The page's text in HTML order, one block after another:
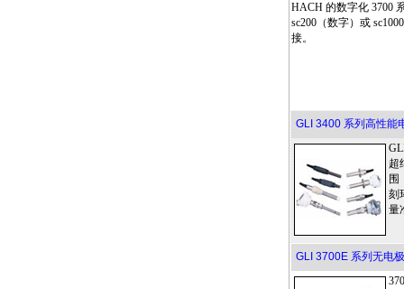
HACH 的数字化 3700
sc200（数字）或
接。
GLI 3400 系列高性能
超
围
刻
量
GLI 3700E 系列无电